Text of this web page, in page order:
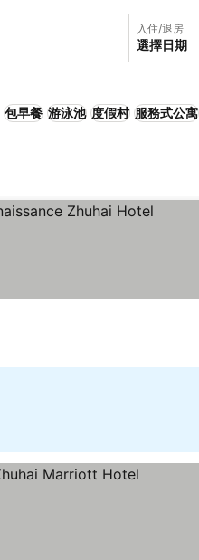
入住/退房
選擇日期
包早餐 游泳池 度假村 服務式公寓